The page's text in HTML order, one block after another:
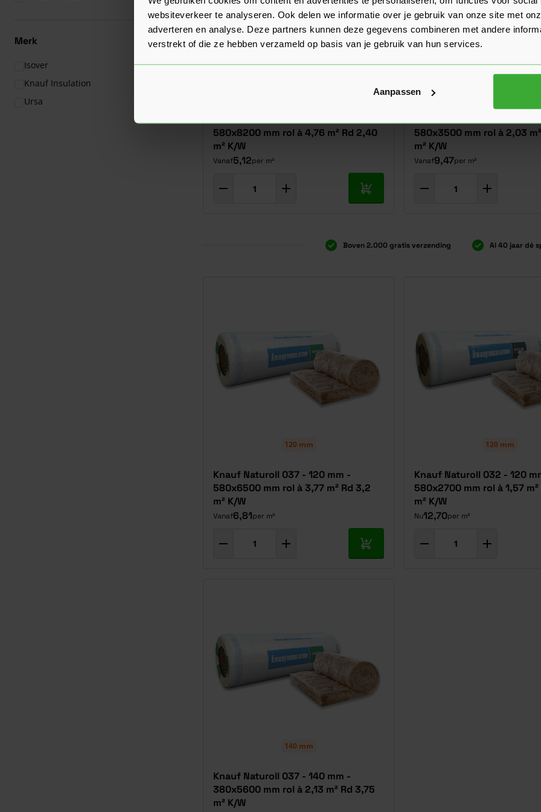
websiteverkeer te analyseren. Ook delen we informatie over je gebruik van onze site met
adverteren en analyse. Deze partners kunnen deze gegevens combineren met andere
verstrekt of die ze hebben verzameld op basis van je gebruik van hun services.
Aanpassen
Merk
Isover
(1)
Knauf Insulation
Ursa
Knauf Naturoll 037 - 90 mm -
580x8200 mm rol à 4,76 m² Rd 2,40
m² K/W
Vanaf5,12per m²
In mijn winkelwagen
Knauf Naturoll 032 - 90
580x3500 mm rol à 2,03
m² K/W
Vanaf9,47per m²
Boven 2.000 gratis verzending Al 40 jaar dé
120 mm
Knauf Naturoll 037 - 120 mm -
580x6500 mm rol à 3,77 m² Rd 3,2
m² K/W
Vanaf6,81per m²
In mijn winkelwagen
120 mm
Knauf Naturoll 032 - 120
580x2700 mm rol à 1,57 m²
m² K/W
Nu12,70per m²
140 mm
Knauf Naturoll 037 - 140 mm -
380x5600 mm rol à 2,13 m² Rd 3,75
m² K/W